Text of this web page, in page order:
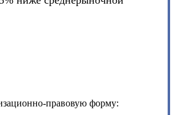
правовую форму: